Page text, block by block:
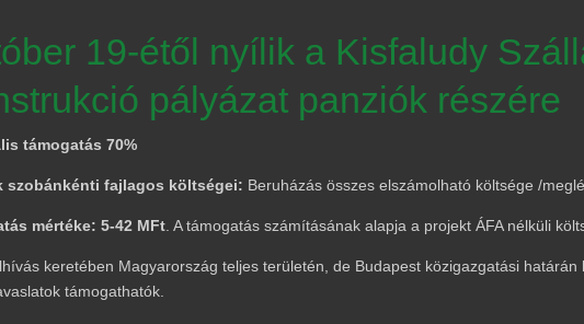
19-étől nyílik a Kisfaludy
pályázat panziók részére
támogatás 70%
szobánkénti fajlagos költségei: Beruházás összes elszámolható költsége /
mértéke: 5-42 MFt . A támogatás számításának alapja a projekt ÁFA nélküli
keretében Magyarország teljes területén, de Budapest közigazgatási
támogathatók.